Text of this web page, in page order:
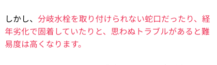
しかし、 分岐水栓を取り付けられない蛇口だったり、経
年劣化で固着していたりと、思わぬトラブルがあると難
易度は高くなります。